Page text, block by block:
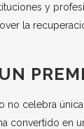
y
la
no celebra
convertido en